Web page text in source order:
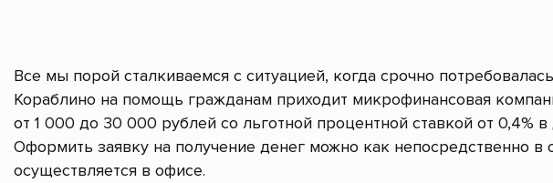
Все мы порой сталкиваемся с ситуацией, когда срочно
Кораблино на помощь гражданам приходит микрофинансовая
от 1 000 до 30 000 рублей со льготной процентной ставкой от 0,4% в
Оформить заявку на получение денег можно как непосредственно
осуществляется в офисе.